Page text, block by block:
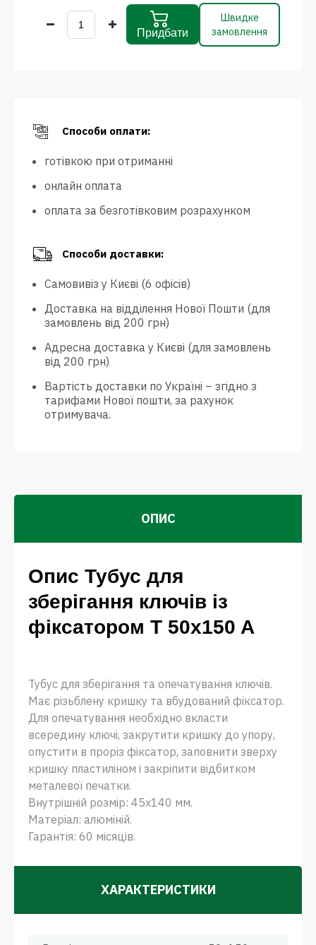
Придбати
Швидке
замовлення
Способи оплати:
готівкою при отриманні
онлайн оплата
оплата за безготівковим розрахунком
Способи доставки:
Самовивіз у Києві (6 офісів)
Доставка на відділення Нової Пошти (для
замовлень від 200 грн)
Адресна доставка у Києві (для замовлень
від 200 грн)
Вартість доставки по Україні – згідно з
тарифами Нової пошти, за рахунок
отримувача.
ОПИС
Опис Тубус для
зберігання ключів із
фіксатором Т 50x150 A
Тубус для зберігання та опечатування ключів.
Має різьблену кришку та вбудований фіксатор.
Для опечатування необхідно вкласти
всередину ключі, закрутити кришку до упору,
опустити в проріз фіксатор, заповнити зверху
кришку пластиліном і закріпити відбитком
металевої печатки.
Внутрішній розмір: 45х140 мм.
Матеріал: алюміній.
Гарантія: 60 місяців.
ХАРАКТЕРИСТИКИ